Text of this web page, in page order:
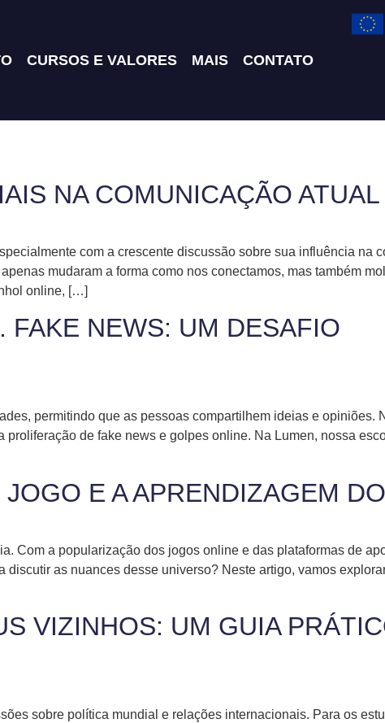
CURSOS E VALORES MAIS CONTATO
NA COMUNICAÇÃO ATUAL
com a crescente discussão sobre sua influência na
mudaram a forma como nos conectamos, mas também
online, […]
FAKE NEWS: UM DESAFIO
permitindo que as pessoas compartilhem ideias e opiniões.
de fake news e golpes online. Na Lumen, nossa
E A APRENDIZAGEM
Com a popularização dos jogos online e das plataformas de
as nuances desse universo? Neste artigo, vamos
VIZINHOS: UM GUIA
sobre política mundial e relações internacionais. Para os